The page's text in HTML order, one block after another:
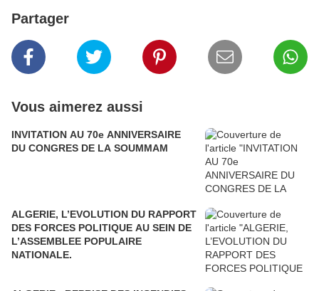
Partager
Vous aimerez aussi
INVITATION AU 70e ANNIVERSAIRE
DU CONGRES DE LA SOUMMAM
ALGERIE, L’EVOLUTION DU RAPPORT
DES FORCES POLITIQUE AU SEIN DE
L’ASSEMBLEE POPULAIRE
NATIONALE.